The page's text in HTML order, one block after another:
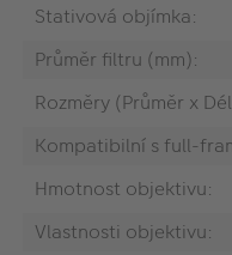
Stativová objímka:
Průměr filtru (mm):
Rozměry (Průměr x
Kompatibilní s full-
Hmotnost objektivu:
Vlastnosti objektivu: